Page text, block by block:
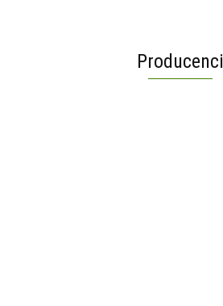
Producenci